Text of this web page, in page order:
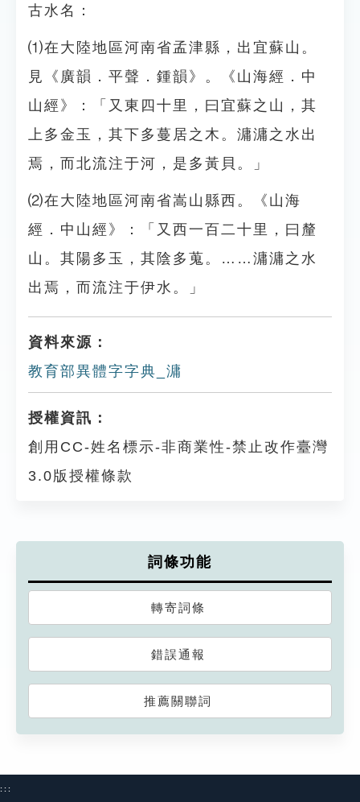
古水名：
⑴在大陸地區河南省孟津縣，出宜蘇山。
見《廣韻．平聲．鍾韻》。《山海經．中
山經》：「又東四十里，曰宜蘇之山，其
上多金玉，其下多蔓居之木。滽滽之水出
焉，而北流注于河，是多黃貝。」
⑵在大陸地區河南省嵩山縣西。《山海
經．中山經》：「又西一百二十里，曰釐
山。其陽多玉，其陰多蒐。……滽滽之水
出焉，而流注于伊水。」
資料來源：
教育部異體字字典_滽
授權資訊：
創用CC-姓名標示-非商業性-禁止改作臺灣
3.0版授權條款
詞條功能
轉寄詞條
錯誤通報
推薦關聯詞
:::